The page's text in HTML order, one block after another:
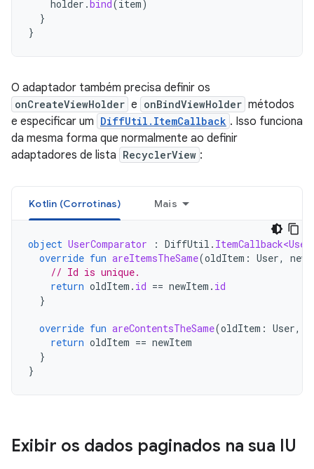
holder .bind(item)
}
}
O adaptador também precisa definir os
onCreateViewHolder e onBindViewHolder métodos
e especificar um DiffUtil.ItemCallback . Isso funciona
da mesma forma que normalmente ao definir
adaptadores de lista RecyclerView :
Kotlin (Corrotinas) Mais
object UserComparator : DiffUtil .
override fun areItemsTheSame(oldItem : User,
// Id is unique.
return oldItem . id == newItem . id
}
override fun areContentsTheSame(oldItem : User,
return oldItem == newItem
}
}
Exibir os dados paginados na sua IU